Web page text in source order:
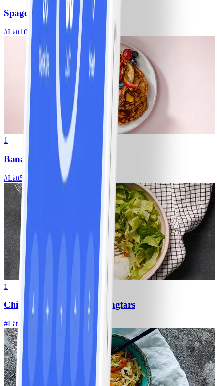
Spagetti med köttfärssås
#Lätt10 MIN
1
Bananpannkakor
#Lätt5 MIN
1
Chili con carne med kycklingfärs
#Lätt